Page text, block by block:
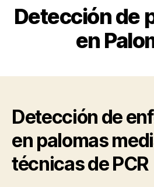
de
genética
Detección de
en
Detección de
en palomas
técnicas de PCR